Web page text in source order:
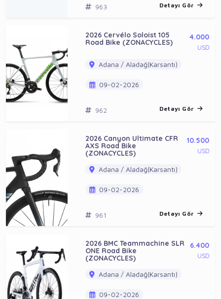
963 Detayı Gör
2026 Cervélo Soloist 105
Road Bike (ZONACYCLES)
4.000
USD
Adana / Aladağ(Karsantı)
09-02-2026
962 Detayı Gör
2026 Canyon Ultimate CFR
AXS Road Bike
(ZONACYCLES)
10.500
USD
Adana / Aladağ(Karsantı)
09-02-2026
961 Detayı Gör
2026 BMC Teammachine SLR
ONE Road Bike
(ZONACYCLES)
6.400
USD
Adana / Aladağ(Karsantı)
09-02-2026